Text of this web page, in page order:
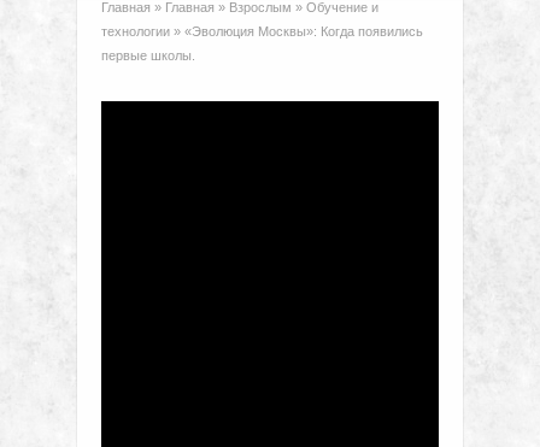
Главная » Главная » Взрослым » Обучение и
технологии » «Эволюция Москвы»: Когда появились
первые школы.